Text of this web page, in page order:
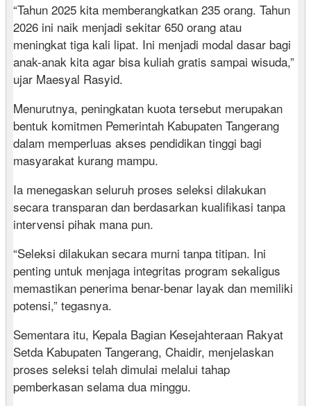
“Tahun 2025 kita memberangkatkan 235 orang. Tahun
2026 ini naik menjadi sekitar 650 orang atau
meningkat tiga kali lipat. Ini menjadi modal dasar bagi
anak-anak kita agar bisa kuliah gratis sampai wisuda,”
ujar Maesyal Rasyid.
Menurutnya, peningkatan kuota tersebut merupakan
bentuk komitmen Pemerintah Kabupaten Tangerang
dalam memperluas akses pendidikan tinggi bagi
masyarakat kurang mampu.
Ia menegaskan seluruh proses seleksi dilakukan
secara transparan dan berdasarkan kualifikasi tanpa
intervensi pihak mana pun.
“Seleksi dilakukan secara murni tanpa titipan. Ini
penting untuk menjaga integritas program sekaligus
memastikan penerima benar-benar layak dan memiliki
potensi,” tegasnya.
Sementara itu, Kepala Bagian Kesejahteraan Rakyat
Setda Kabupaten Tangerang, Chaidir, menjelaskan
proses seleksi telah dimulai melalui tahap
pemberkasan selama dua minggu.